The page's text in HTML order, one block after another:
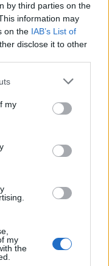
by third parties on the
information may
on the IAB’s List of
disclose it to other
my
my
the
i wskazówki bo
niemoc.
schizofrenie
2 lata temu
z tą
od pół
bóle głowy i
nie potrafi
nie czuje się
jej służbowego
i ją obgadują
bo znałem
się pytanie
jej
z pracy mógł
telefonu, co
załatwić sobie
już tam dłużej
na jakiegoś
nastawieni.
uczucie że
Jeśli tak to